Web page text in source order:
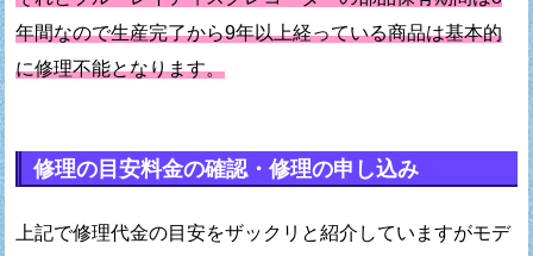
年間なので生産完了から9年以上経っている商品は基本的
に修理不能となります。
修理の目安料金の確認・修理の申し込み
上記で修理代金の目安をザックリと紹介していますがモデ